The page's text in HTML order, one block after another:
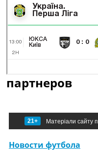
партнеров
21+ Матеріали сайту
Новости футбола